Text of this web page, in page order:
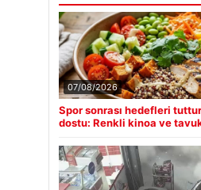
07/08/2026
Spor sonrası hedefleri
dostu: Renkli kinoa ve